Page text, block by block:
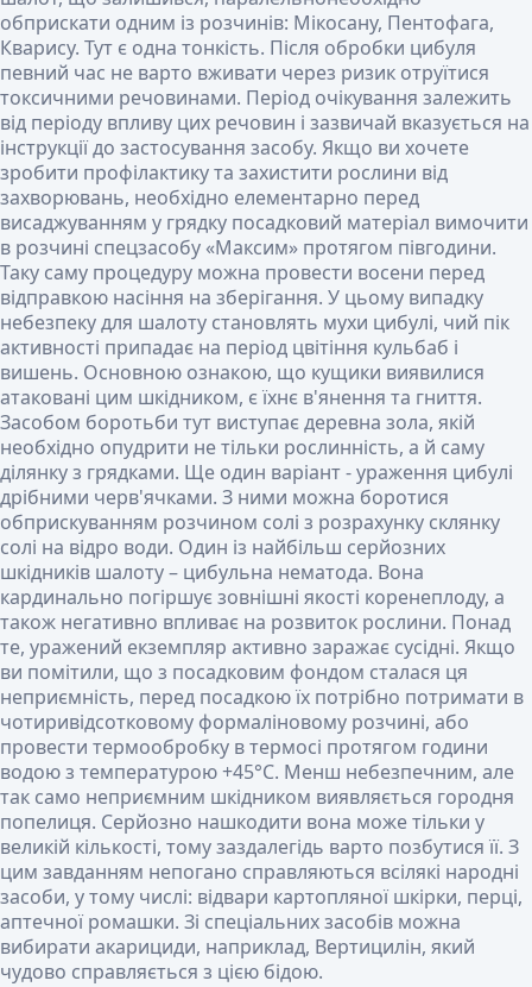
обприскати одним із розчинів: Мікосану, Пентофага,
Кварису. Тут є одна тонкість. Після обробки цибуля
певний час не варто вживати через ризик отруїтися
токсичними речовинами. Період очікування залежить
від періоду впливу цих речовин і зазвичай вказується на
інструкції до застосування засобу. Якщо ви хочете
зробити профілактику та захистити рослини від
захворювань, необхідно елементарно перед
висаджуванням у грядку посадковий матеріал вимочити
в розчині спецзасобу «Максим» протягом півгодини.
Таку саму процедуру можна провести восени перед
відправкою насіння на зберігання. У цьому випадку
небезпеку для шалоту становлять мухи цибулі, чий пік
активності припадає на період цвітіння кульбаб і
вишень. Основною ознакою, що кущики виявилися
атаковані цим шкідником, є їхнє в'янення та гниття.
Засобом боротьби тут виступає деревна зола, якій
необхідно опудрити не тільки рослинність, а й саму
ділянку з грядками. Ще один варіант - ураження цибулі
дрібними черв'ячками. З ними можна боротися
обприскуванням розчином солі з розрахунку склянку
солі на відро води. Один із найбільш серйозних
шкідників шалоту – цибульна нематода. Вона
кардинально погіршує зовнішні якості коренеплоду, а
також негативно впливає на розвиток рослини. Понад
те, уражений екземпляр активно заражає сусідні. Якщо
ви помітили, що з посадковим фондом сталася ця
неприємність, перед посадкою їх потрібно потримати в
чотиривідсотковому формаліновому розчині, або
провести термообробку в термосі протягом години
водою з температурою +45°С. Менш небезпечним, але
так само неприємним шкідником виявляється городня
попелиця. Серйозно нашкодити вона може тільки у
великій кількості, тому заздалегідь варто позбутися її. З
цим завданням непогано справляються всілякі народні
засоби, у тому числі: відвари картопляної шкірки, перці,
аптечної ромашки. Зі спеціальних засобів можна
вибирати акарициди, наприклад, Вертицилін, який
чудово справляється з цією бідою.